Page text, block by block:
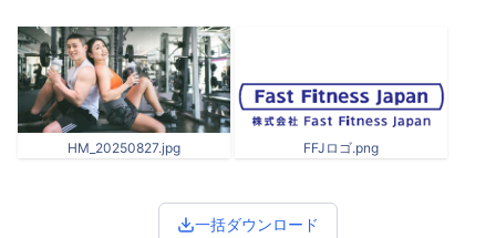
HM_20250827.jpg FFJロゴ.png
一括ダウンロード